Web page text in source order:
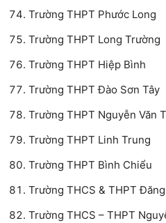
Trường THPT Phước Long
Trường THPT Long Trường
Trường THPT Hiệp Bình
Trường THPT Đào Sơn Tây
Trường THPT Nguyễn Văn
Trường THPT Linh Trung
Trường THPT Bình Chiểu
Trường THCS & THPT
Trường THCS – THPT